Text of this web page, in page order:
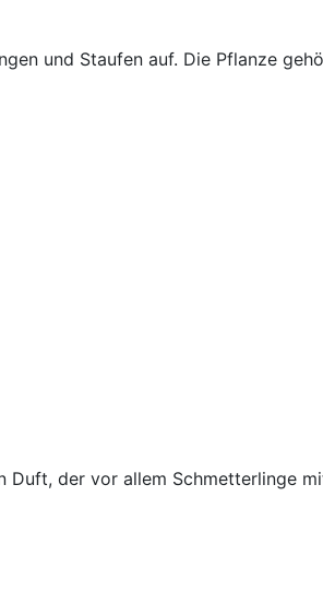
und Staufen auf. Die Pflanze
der vor allem Schmetterlinge